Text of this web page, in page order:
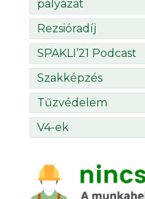
pályázat
Rezsióradíj
SPAKLI’21 Podcast
Szakképzés
Tűzvédelem
V4-ek